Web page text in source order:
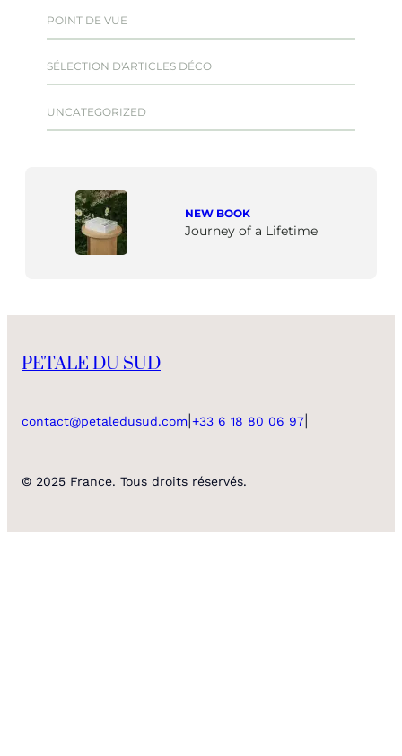
POINT DE VUE
SÉLECTION D'ARTICLES DÉCO
UNCATEGORIZED
NEW BOOK
Journey of a Lifetime
PETALE DU SUD
contact@petaledusud.com +33 6 18 80 06 97
© 2025 France. Tous droits réservés.